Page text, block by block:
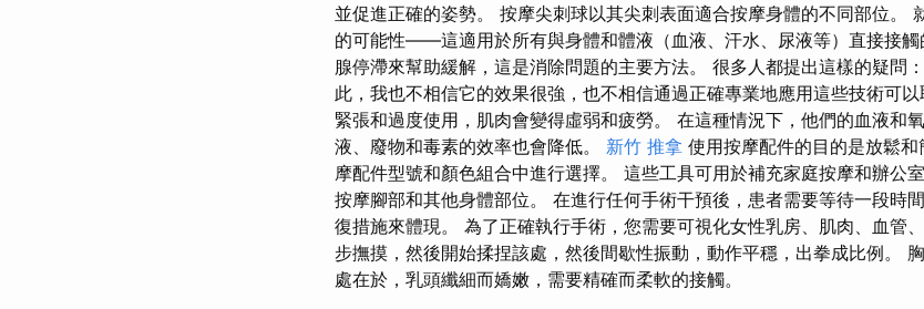
並促進正確的姿勢。 按摩尖刺球以其尖刺表面適合按摩身體的不同部位。
的可能性——這適用於所有與身體和體液（血液、汗水、尿液等）直接接
腺停滯來幫助緩解，這是消除問題的主要方法。 很多人都提出這樣的疑問
此，我也不相信它的效果很強，也不相信通過正確專業地應用這些技術可以
緊張和過度使用，肌肉會變得虛弱和疲勞。 在這種情況下，他們的血液和
液、廢物和毒素的效率也會降低。 新竹 推拿 使用按摩配件的目的是放鬆
摩配件型號和顏色組合中進行選擇。 這些工具可用於補充家庭按摩和辦公
按摩腳部和其他身體部位。 在進行任何手術干預後，患者需要等待一段時
復措施來體現。 為了正確執行手術，您需要可視化女性乳房、肌肉、血管
步撫摸，然後開始揉捏該處，然後間歇性振動，動作平穩，出拳成比例。
處在於，乳頭纖細而嬌嫩，需要精確而柔軟的接觸。